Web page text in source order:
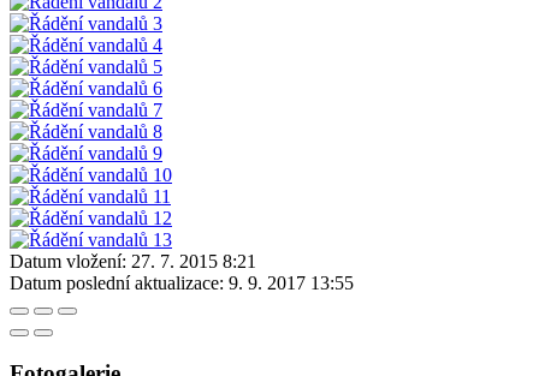
Datum vložení: 27. 7. 2015 8:21
Datum poslední aktualizace: 9. 9. 2017 13:55